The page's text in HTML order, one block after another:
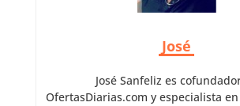
José
José Sanfeliz es
OfertasDiarias.com y especialista